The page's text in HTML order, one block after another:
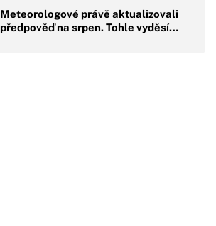
Meteorologové právě aktualizovali
předpověď na srpen. Tohle vyděsí…